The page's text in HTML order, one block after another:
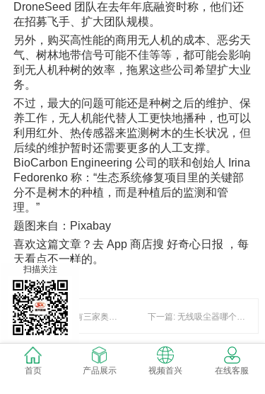
DroneSeed 团队在去年年底融资时称，他们还
在招募飞手、扩大团队规模。
另外，购买高性能的商用无人机的成本、恶劣天
气、树林地带信号可能不佳等等，都可能会影响
到无人机种树的效率，拖累这些公司希望扩大业
务。
不过，最大的问题可能还是种树之后的维护、保
养工作，无人机能代替人工更快地播种，也可以
利用红外、热传感器来监测树木的生长状况，但
后续的维护暂时还需要更多的人工支撑。
BioCarbon Engineering 公司的联和创始人 Irina
Fedorenko 称：“生态系统修复项目里的关键部
分不是树木的种植，而是种植后的监测和管
理。”
题图来自：Pixabay
喜欢这篇文章？去 App 商店搜 好奇心日报 ，每
天看点不一样的。
上一篇: 南京将有三家奥莱开业 行家建议“轻奢侈”上阵 下一篇: 无线吸尘器哪个牌子好？老牌德企智造全能机型
暂时还没有评论，当第一个评论者吧！
首页 产品展示 视频首兴 在线客服
×
扫描关注